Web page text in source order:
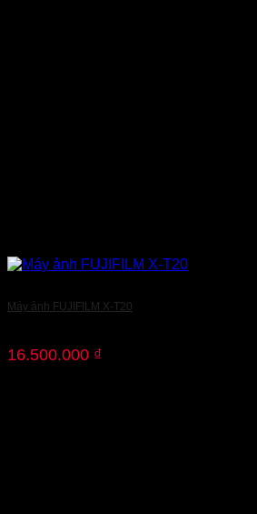
Máy ảnh FUJIFILM X-T20
16.500.000 ₫